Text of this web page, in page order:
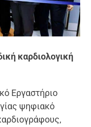
καρδιολογική
Εργαστήριο
ψηφιακό